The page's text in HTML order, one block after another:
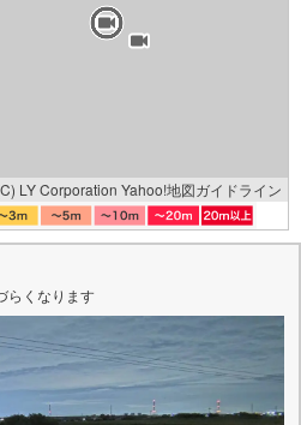
LY Corporation Yahoo!地図ガイドライン
らくなります